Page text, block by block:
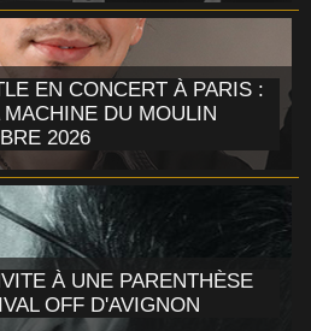
EN CONCERT À PARIS :
DU MOULIN
2026
À UNE PARENTHÈSE
OFF D'AVIGNON